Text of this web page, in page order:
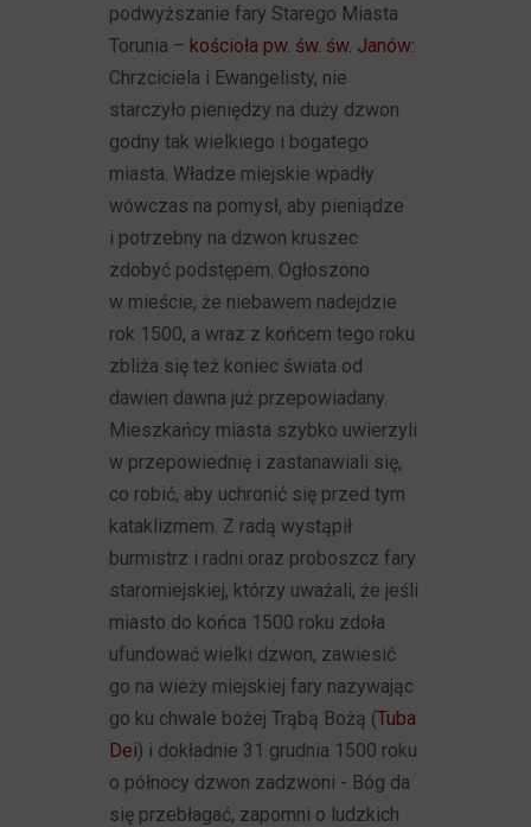
podwyższanie fary Starego Miasta
Torunia – kościoła pw. św. św. Janów:
Chrzciciela i Ewangelisty, nie
starczyło pieniędzy na duży dzwon
godny tak wielkiego i bogatego
miasta. Władze miejskie wpadły
wówczas na pomysł, aby pieniądze
i potrzebny na dzwon kruszec
zdobyć podstępem. Ogłoszono
w mieście, że niebawem nadejdzie
rok 1500, a wraz z końcem tego roku
zbliża się też koniec świata od
dawien dawna już przepowiadany.
Mieszkańcy miasta szybko uwierzyli
w przepowiednię i zastanawiali się,
co robić, aby uchronić się przed tym
kataklizmem. Z radą wystąpił
burmistrz i radni oraz proboszcz fary
staromiejskiej, którzy uważali, że jeśli
miasto do końca 1500 roku zdoła
ufundować wielki dzwon, zawiesić
go na wieży miejskiej fary nazywając
go ku chwale bożej Trąbą Bożą (Tuba
Dei) i dokładnie 31 grudnia 1500 roku
o północy dzwon zadzwoni - Bóg da
się przebłagać, zapomni o ludzkich